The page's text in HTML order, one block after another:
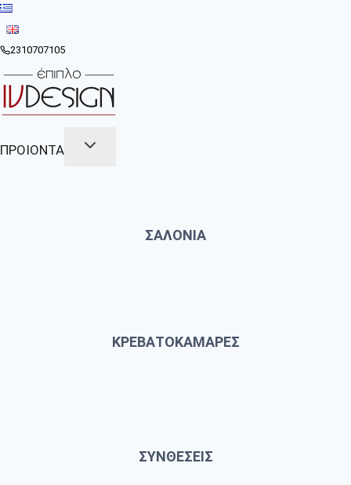
Skip
to
content
2310707105
ΠΡΟΙΟΝΤΑ
ΣΑΛΟΝΙΑ
ΚΡΕΒΑΤΟΚΑΜΑΡΕΣ
ΣΥΝΘΕΣΕΙΣ